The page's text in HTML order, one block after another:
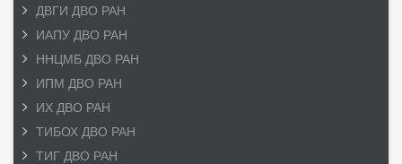
ДВГИ ДВО РАН
ИАПУ ДВО РАН
ННЦМБ ДВО РАН
ИПМ ДВО РАН
ИХ ДВО РАН
ТИБОХ ДВО РАН
ТИГ ДВО РАН